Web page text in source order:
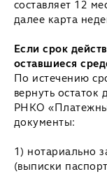
составляет 12
далее карта
Если срок
оставшиеся
По истечению
вернуть остаток
РНКО
документы:
1) нотариально
(выписки